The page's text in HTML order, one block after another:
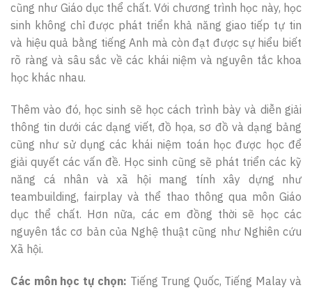
cũng như Giáo dục thể chất. Với chương trình học này, học
sinh không chỉ được phát triển khả năng giao tiếp tự tin
và hiệu quả bằng tiếng Anh mà còn đạt được sự hiểu biết
rõ ràng và sâu sắc về các khái niệm và nguyên tắc khoa
học khác nhau.
Thêm vào đó, học sinh sẽ học cách trình bày và diễn giải
thông tin dưới các dạng viết, đồ họa, sơ đồ và dạng bảng
cũng như sử dụng các khái niệm toán học được học để
giải quyết các vấn đề. Học sinh cũng sẽ phát triển các kỹ
năng cá nhân và xã hội mang tính xây dựng như
teambuilding, fairplay và thể thao thông qua môn Giáo
dục thể chất. Hơn nữa, các em đồng thời sẽ học các
nguyên tắc cơ bản của Nghệ thuật cũng như Nghiên cứu
Xã hội.
Các môn học tự chọn: Tiếng Trung Quốc, Tiếng Malay và